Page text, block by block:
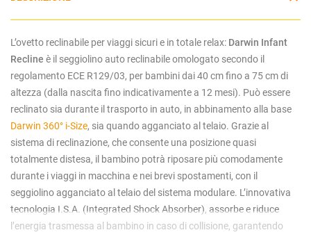
L’ovetto reclinabile per viaggi sicuri e in totale relax: Darwin Infant
Recline è il seggiolino auto reclinabile omologato secondo il
regolamento ECE R129/03, per bambini dai 40 cm fino a 75 cm di
altezza (dalla nascita fino indicativamente a 12 mesi). Può essere
reclinato sia durante il trasporto in auto, in abbinamento alla base
Darwin 360° i-Size, sia quando agganciato al telaio. Grazie al
sistema di reclinazione, che consente una posizione quasi
totalmente distesa, il bambino potrà riposare più comodamente
durante i viaggi in macchina e nei brevi spostamenti, con il
seggiolino agganciato al telaio del sistema modulare. L’innovativa
tecnologia I.S.A. (Integrated Shock Absorber), assorbe e riduce
l’energia trasmessa al bambino in caso di collisione, garantendo